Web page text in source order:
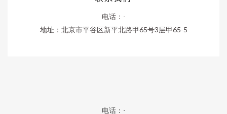
电话：-
地址：北京市平谷区新平北路甲65号3层甲65-5
电话：-